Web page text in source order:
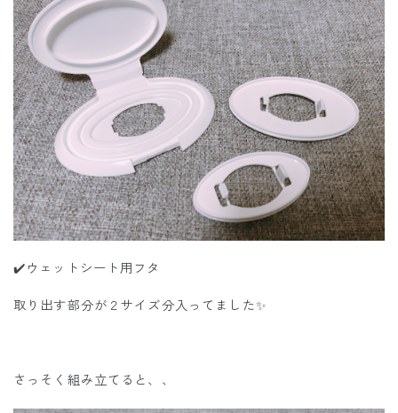
✔️ウェットシート用フタ
取り出す部分が２サイズ分入ってました✨
さっそく組み立てると、、